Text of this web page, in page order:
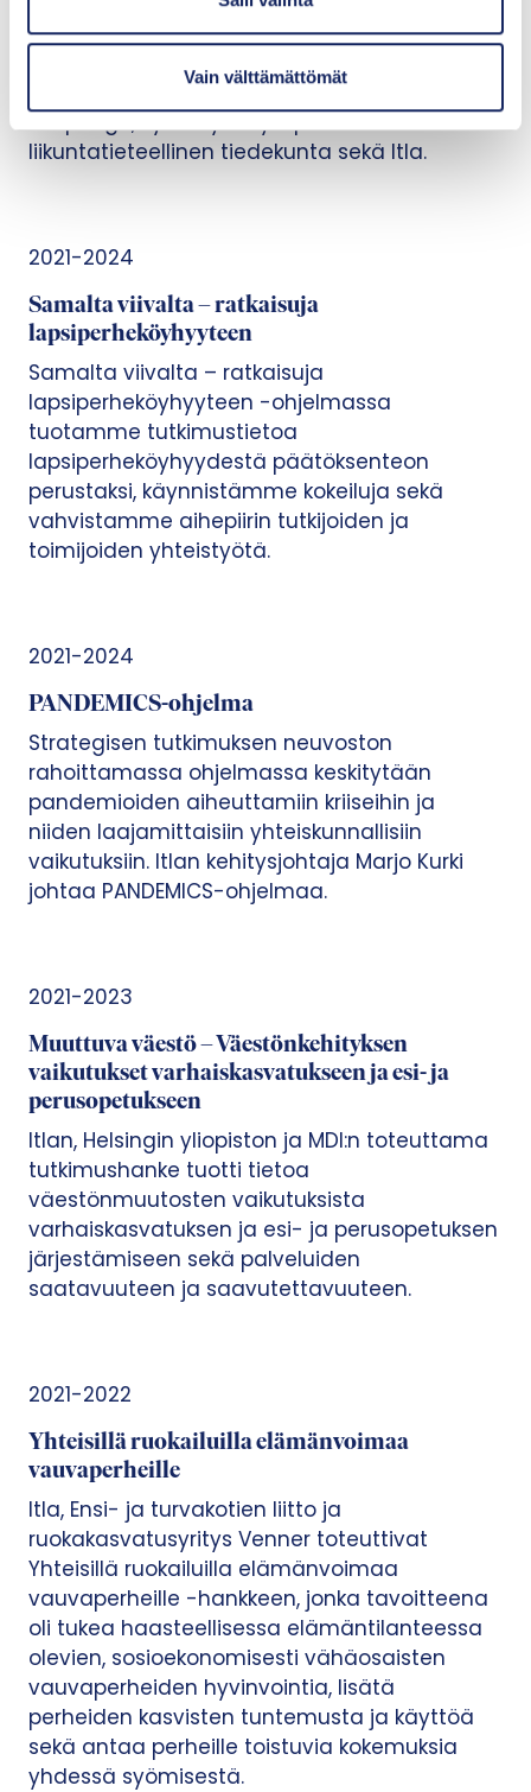
Vain välttämättömät
koulupäivän yhteydessä.
Kehittämishankkeessa ovat mukana Turun,
Helsingin, Espoon, Vantaan ja Jyväskylän
kaupungit, Jyväskylän yliopiston
liikuntatieteellinen tiedekunta sekä Itla.
2021-2024
Samalta viivalta – ratkaisuja
lapsiperheköyhyyteen
Samalta viivalta – ratkaisuja
lapsiperheköyhyyteen -ohjelmassa
tuotamme tutkimustietoa
lapsiperheköyhyydestä päätöksenteon
perustaksi, käynnistämme kokeiluja sekä
vahvistamme aihepiirin tutkijoiden ja
toimijoiden yhteistyötä.
2021-2024
PANDEMICS-ohjelma
Strategisen tutkimuksen neuvoston
rahoittamassa ohjelmassa keskitytään
pandemioiden aiheuttamiin kriiseihin ja
niiden laajamittaisiin yhteiskunnallisiin
vaikutuksiin. Itlan kehitysjohtaja Marjo Kurki
johtaa PANDEMICS-ohjelmaa.
2021-2023
Muuttuva väestö – Väestönkehityksen
vaikutukset varhaiskasvatukseen ja esi- ja
perusopetukseen
Itlan, Helsingin yliopiston ja MDI:n toteuttama
tutkimushanke tuotti tietoa
väestönmuutosten vaikutuksista
varhaiskasvatuksen ja esi- ja perusopetuksen
järjestämiseen sekä palveluiden
saatavuuteen ja saavutettavuuteen.
2021-2022
Yhteisillä ruokailuilla elämänvoimaa
vauvaperheille
Itla, Ensi- ja turvakotien liitto ja
ruokakasvatusyritys Venner toteuttivat
Yhteisillä ruokailuilla elämänvoimaa
vauvaperheille -hankkeen, jonka tavoitteena
oli tukea haasteellisessa elämäntilanteessa
olevien, sosioekonomisesti vähäosaisten
vauvaperheiden hyvinvointia, lisätä
perheiden kasvisten tuntemusta ja käyttöä
sekä antaa perheille toistuvia kokemuksia
yhdessä syömisestä.